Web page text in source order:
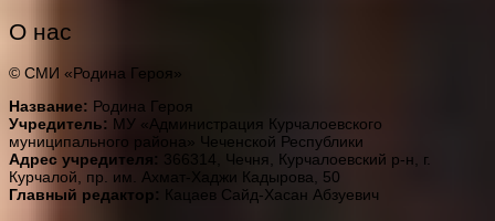
О нас
© СМИ «Родина Героя»
Название: Родина Героя
Учредитель: МУ «Администрация Курчалоевского
муниципального района» Чеченской Республики
Адрес учредителя: 366314, Чечня, Курчалоевский р-н, г.
Курчалой, пр. им. Ахмат-Хаджи Кадырова, 50
Главный редактор: Кацаев Сайд-Хасан Абзуевич